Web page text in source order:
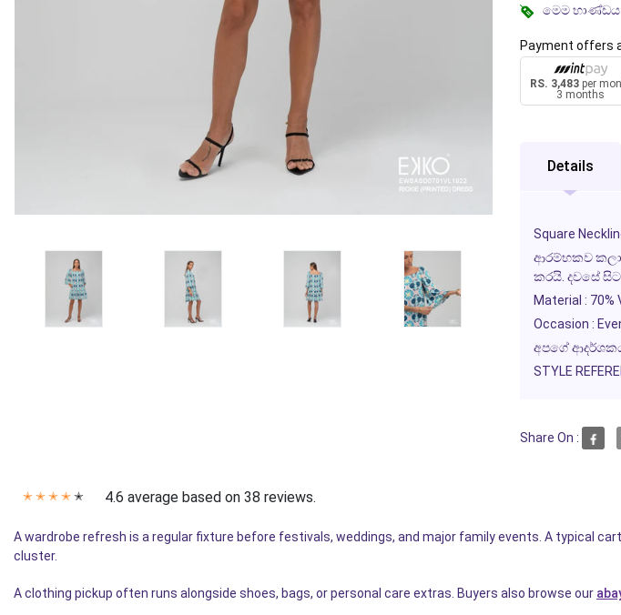
මෙම භාණ්ඩය
Payment offers
RS. 3,483per
3 months
Details
Square
ආරම්භකව
කරයි. දවසේ
Material : 70%
Occasion :
අපගේ
STYLE
Share On :
✭ ✭ ✭ ✭ ✭ 4.6 average based on 38 reviews.
A wardrobe refresh is a regular fixture before festivals, weddings, and major family events. A typical
cluster.
A clothing pickup often runs alongside shoes, bags, or personal care extras. Buyers also browse our